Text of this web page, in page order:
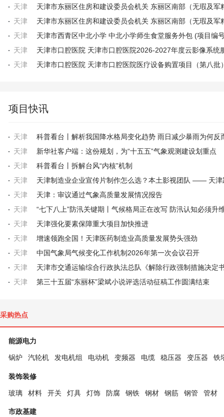
天津
天津
天津
天津
天津
项目快讯
天津
天津
新华社客户端：这份规划，为“十五五”气象观测建设划重点
天津
科普看台丨拆解台风“内核”机制
天津
天津
天津：审议通过气象高质量发展情况报告
天津
“七下八上”防汛关键期丨气候格局正在改写 防汛认知必须升
天津
天津强化要素保障重大项目加快推进
天津
增速领跑全国！天津医药制造业高质量发展势头强劲
天津
中国气象局气候变化工作机制2026年第一次会议召开
天津
天津
第三十五届“东丽杯”梁斌小说评选活动征稿工作圆满结束
采购热点
能源电力
锅炉 汽轮机 发电机组 电动机 变频器 电缆 稳压器 变压器 铁
装饰装修
玻璃 材料 开关 灯具 灯饰 防腐 钢铁 钢材 钢筋 钢管 管材
市政基建